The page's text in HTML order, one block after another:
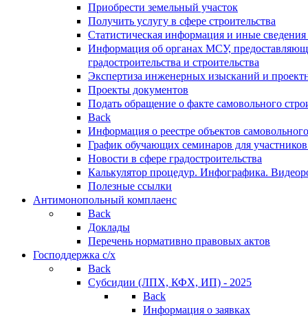
Приобрести земельный участок
Получить услугу в сфере строительства
Статистическая информация и иные сведения
Информация об органах МСУ,
градостроительства и строительства
Экспертиза инженерных изысканий и
Проекты документов
Подать обращение о факте самовольного
Back
Информация о реестре объектов
График обучающих семинаров для участников
Новости в сфере градостроительства
Калькулятор процедур. Инфографика.
Полезные ссылки
Антимонопольный комплаенс
Back
Доклады
Перечень нормативно правовых актов
Господдержка с/х
Back
Субсидии (ЛПХ, КФХ, ИП) - 2025
Back
Информация о заявках